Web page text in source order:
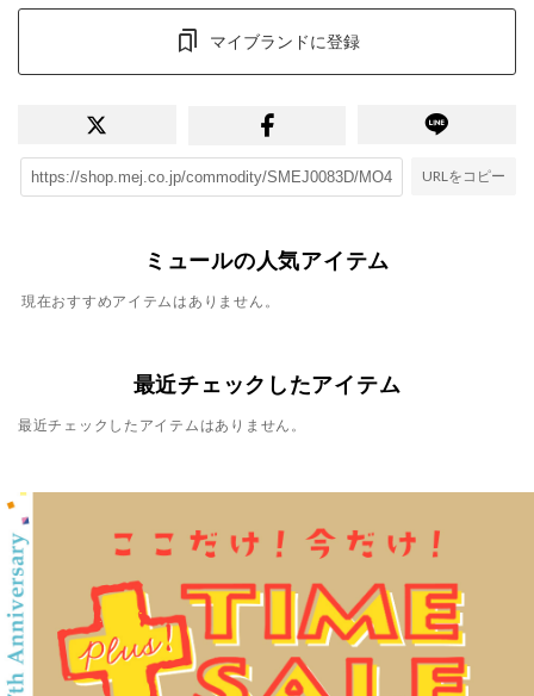
マイブランドに登録
URLをコピー
ミュールの人気アイテム
現在おすすめアイテムはありません。
最近チェックしたアイテム
最近チェックしたアイテムはありません。